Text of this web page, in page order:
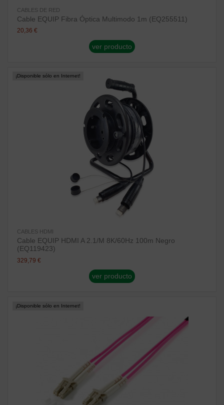
CABLES DE RED
Cable EQUIP Fibra Óptica Multimodo 1m (EQ255511)
20,36 €
ver producto
¡Disponible sólo en Internet!
CABLES HDMI
Cable EQUIP HDMI A 2.1/M 8K/60Hz 100m Negro
(EQ119423)
329,79 €
ver producto
¡Disponible sólo en Internet!